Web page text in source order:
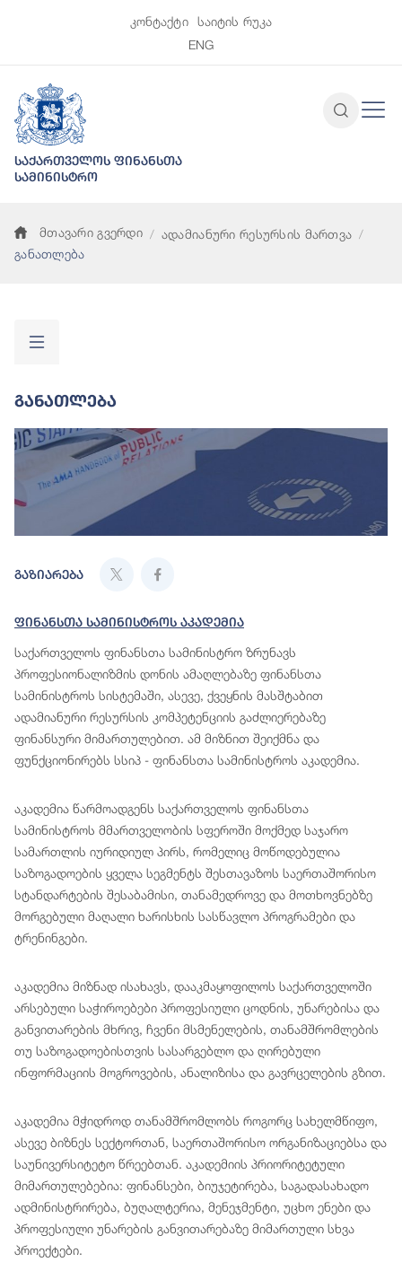
კონტაქტი
საიტის რუკა
ENG
საქართველოს ფინანსთა
სამინისტრო
მთავარი გვერდი
ადამიანური რესურსის მართვა
განათლება
Განათლება
გაზიარება
Ფინანსთა Სამინისტროს Აკადემია
საქართველოს ფინანსთა სამინისტრო ზრუნავს
პროფესიონალიზმის დონის ამაღლებაზე ფინანსთა
სამინისტროს სისტემაში, ასევე, ქვეყნის მასშტაბით
ადამიანური რესურსის კომპეტენციის გაძლიერებაზე
ფინანსური მიმართულებით. ამ მიზნით შეიქმნა და
ფუნქციონირებს სსიპ - ფინანსთა სამინისტროს აკადემია.
აკადემია წარმოადგენს საქართველოს ფინანსთა
სამინისტროს მმართველობის სფეროში მოქმედ საჯარო
სამართლის იურიდიულ პირს, რომელიც მოწოდებულია
საზოგადოების ყველა სეგმენტს შესთავაზოს საერთაშორისო
სტანდარტების შესაბამისი, თანამედროვე და მოთხოვნებზე
მორგებული მაღალი ხარისხის სასწავლო პროგრამები და
ტრენინგები.
აკადემია მიზნად ისახავს, დააკმაყოფილოს საქართველოში
არსებული საჭიროებები პროფესიული ცოდნის, უნარებისა და
განვითარების მხრივ, ჩვენი მსმენელების, თანამშრომლების
თუ საზოგადოებისთვის სასარგებლო და ღირებული
ინფორმაციის მოგროვების, ანალიზისა და გავრცელების გზით.
აკადემია მჭიდროდ თანამშრომლობს როგორც სახელმწიფო,
ასევე ბიზნეს სექტორთან, საერთაშორისო ორგანიზაციებსა და
საუნივერსიტეტო წრეებთან. აკადემიის პრიორიტეტული
მიმართულებებია: ფინანსები, ბიუჯეტირება, საგადასახადო
ადმინისტრირება, ბუღალტერია, მენეჯმენტი, უცხო ენები და
პროფესიული უნარების განვითარებაზე მიმართული სხვა
პროექტები.